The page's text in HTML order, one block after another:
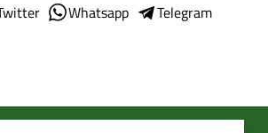
Whatsapp
Telegram